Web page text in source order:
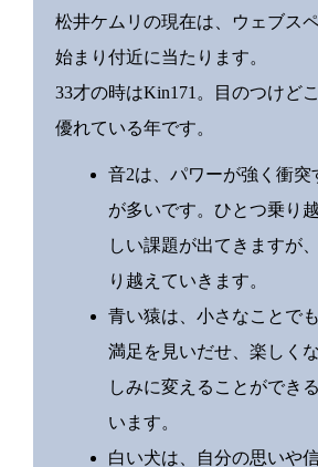
松井ケムリの現在は、ウェブス
始まり付近に当たります。
33才の時はKin171。目のつけど
優れている年です。
音2は、パワーが強く衝突
が多いです。ひとつ乗り
しい課題が出てきますが
り越えていきます。
青い猿は、小さなことで
満足を見いだせ、楽しく
しみに変えることができ
います。
白い犬は、自分の思いや